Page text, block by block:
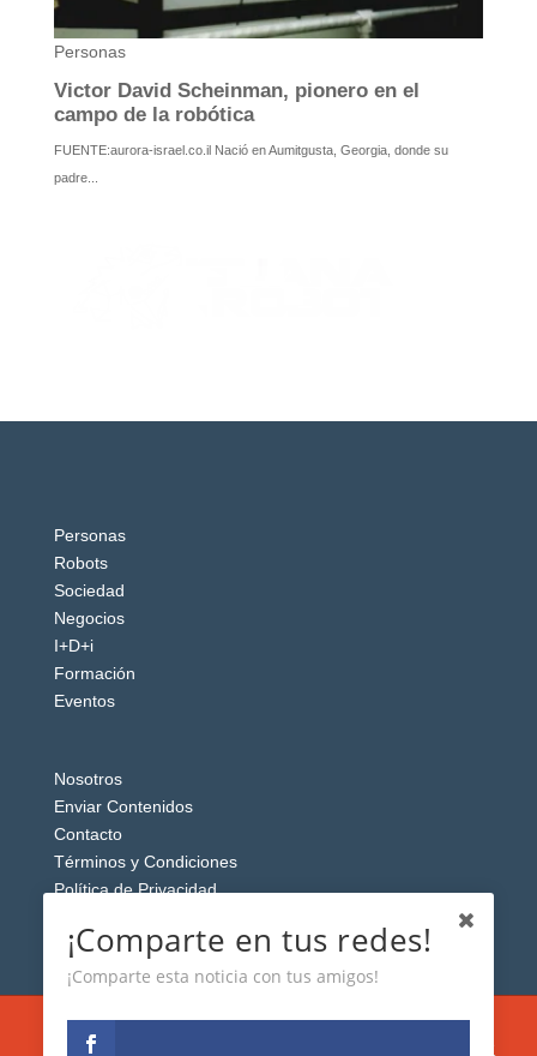
Personas
Robots
Sociedad
Negocios
I+D+i
Formación
Eventos
Nosotros
Enviar Contenidos
Contacto
Términos y Condiciones
Política de Privacidad
Esta web usa cookies analíticas y publicitarias (propias y de
¡Comparte en tus redes!
¡Comparte esta noticia con tus amigos!